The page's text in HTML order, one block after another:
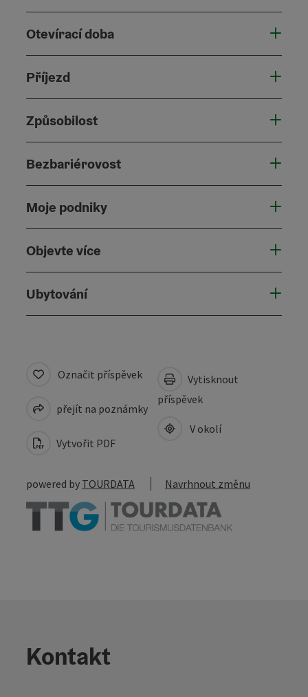
Otevírací doba
Příjezd
Způsobilost
Bezbariérovost
Moje podniky
Objevte více
Ubytování
Označit příspěvek
přejít na poznámky
Vytvořit PDF
Vytisknout
příspěvek
V okolí
powered by TOURDATA Navrhnout změnu
Kontakt